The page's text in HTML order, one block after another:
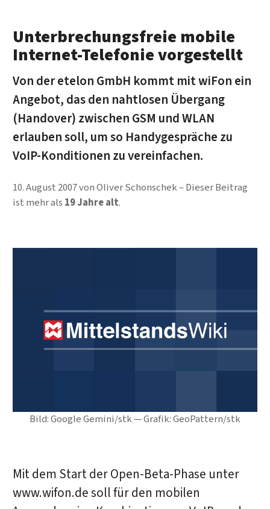
Bild: Google Gemini/stk — Grafik: GeoPattern/stk
Unterbrechungsfreie mobile
Internet-Telefonie vorgestellt
Von der etelon GmbH kommt mit wiFon ein
Angebot, das den nahtlosen Übergang
(Handover) zwischen GSM und WLAN
erlauben soll, um so Handygespräche zu
VoIP-Konditionen zu vereinfachen.
10. August 2007vonOliver Schonschek
Dieser Beitrag
ist mehr als 19 Jahre alt.
Mit dem Start der Open-Beta-Phase unter
www.wifon.de soll für den mobilen